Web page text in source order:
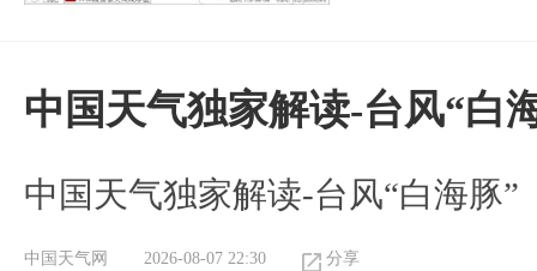
中国天气独家解读-台风“白
中国天气独家解读-台风“白海豚”
中国天气网 2026-08-07 22:30 分享